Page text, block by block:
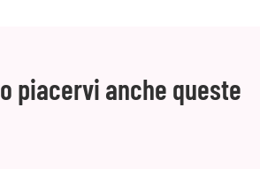
piacervi anche queste